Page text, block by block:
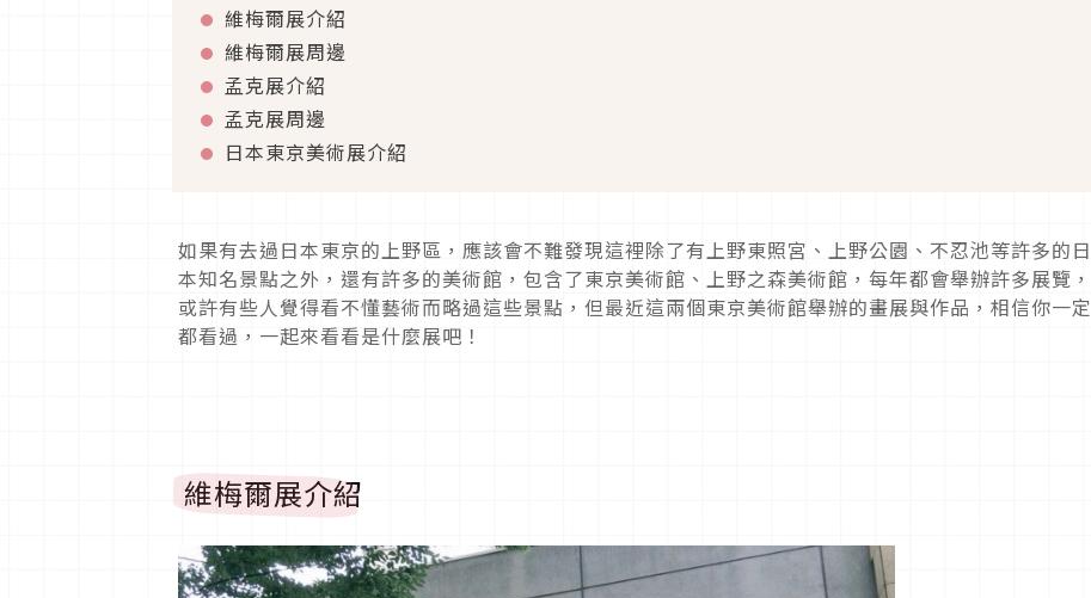
維梅爾展介紹
維梅爾展周邊
孟克展介紹
孟克展周邊
日本東京美術展介紹
如果有去過日本東京的上野區，應該會不難發現這裡除了有上野東照宮、上野公園、不忍池等許多的日
本知名景點之外，還有許多的美術館，包含了東京美術館、上野之森美術館，每年都會舉辦許多展覽，
或許有些人覺得看不懂藝術而略過這些景點，但最近這兩個東京美術館舉辦的畫展與作品，相信你一定
都看過，一起來看看是什麼展吧！
維梅爾展介紹